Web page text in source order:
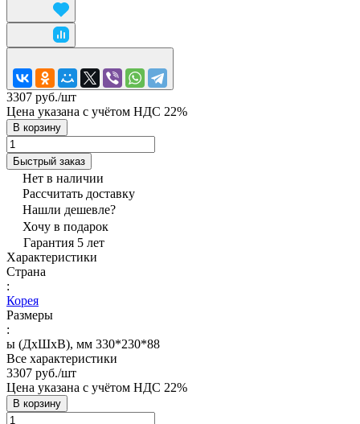
3307 руб./шт
Цена указана с учётом НДС 22%
В корзину
Быстрый заказ
Нет в наличии
Рассчитать доставку
Нашли дешевле?
Хочу в подарок
Гарантия 5 лет
Характеристики
Страна
:
Корея
Размеры
:
ы (ДхШхВ), мм 330*230*88
Все характеристики
3307 руб./шт
Цена указана с учётом НДС 22%
В корзину